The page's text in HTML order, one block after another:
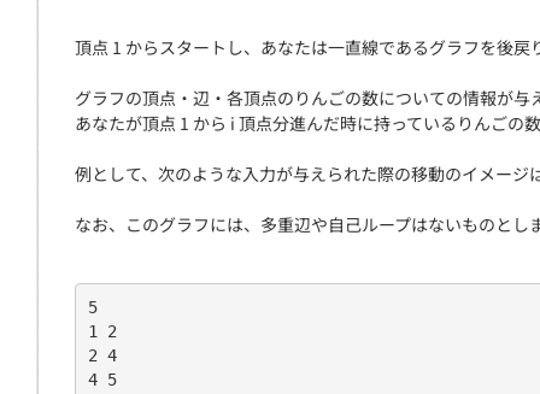
頂点 1 からスタートし、あなたは一直線であるグラフを後
グラフの頂点・辺・各頂点のりんごの数についての情報が与
あなたが頂点 1 から i 頂点分進んだ時に持っているりんごの
例として、次のような入力が与えられた際の移動のイメージ
なお、このグラフには、多重辺や自己ループはないものとし
5
1 2
2 4
4 5